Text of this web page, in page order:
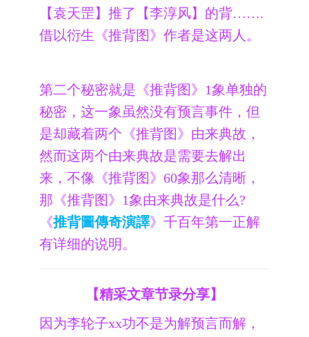
【袁天罡】推了【李淳风】的背…….
借以衍生《推背图》作者是这两人。
第二个秘密就是《推背图》1象单独的
秘密，这一象虽然没有预言事件，但
是却藏着两个《推背图》由来典故，
然而这两个由来典故是需要去解出
来，不像《推背图》60象那么清晰，
那《推背图》1象由来典故是什么?
《推背圖傳奇演譯》千百年第一正解
有详细的说明。
【精采文章节录分享】
因为李轮子xx功不是为解预言而解，